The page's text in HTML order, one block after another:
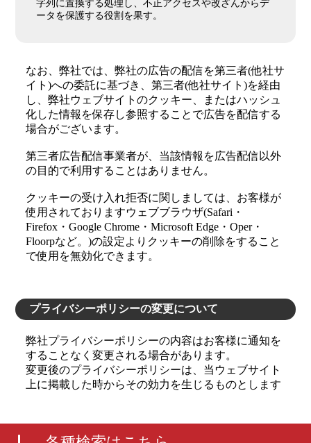
字列に置換する処理し、不正アクセスや改ざんからデ
ータを保護する役割を果す。
なお、弊社では、弊社の広告の配信を第三者(他社サ
イト)への委託に基づき、第三者(他社サイト)を経由
し、弊社ウェブサイトのクッキー、またはハッシュ
化した情報を保存し参照することで広告を配信する
場合がございます。
第三者広告配信事業者が、当該情報を広告配信以外
の目的で利用することはありません。
クッキーの受け入れ拒否に関しましては、お客様が
使用されておりますウェブブラウザ(Safari・
Firefox・Google Chrome・Microsoft Edge・Oper・
Floorpなど。)の設定よりクッキーの削除をすること
で使用を無効化できます。
プライバシーポリシーの変更について
弊社プライバシーポリシーの内容はお客様に通知を
することなく変更される場合があります。
変更後のプライバシーポリシーは、当ウェブサイト
上に掲載した時からその効力を生じるものとします